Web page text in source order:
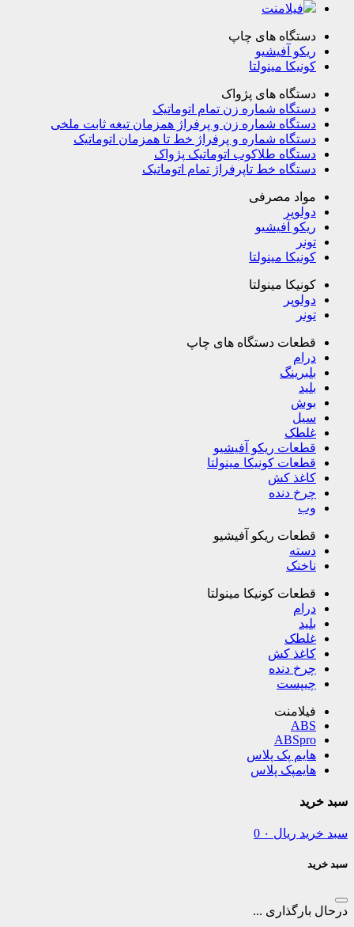
فیلامنت
دستگاه های چاپ
ریکو آفیشیو
کونیکا مینولتا
دستگاه های پژواک
دستگاه شماره زن تمام اتوماتیک
دستگاه شماره زن و پرفراژ همزمان تیغه ثابت ملخی
دستگاه شماره و پرفراژ خط تا همزمان اتوماتیک
دستگاه طلاکوب اتوماتیک پژواک
دستگاه خط تاپرفراژ تمام اتوماتیک
مواد مصرفی
دولوپر
ریکو آفیشیو
تونر
کونیکا مینولتا
کونیکا مینولتا
دولوپر
تونر
قطعات دستگاه های چاپ
درام
بلبرینگ
بلید
بوش
سیل
غلطک
قطعات ریکو آفیشیو
قطعات کونیکا مینولتا
کاغذ کش
چرخ دنده
وب
قطعات ریکو آفیشیو
دسته
ناخنک
قطعات کونیکا مینولتا
درام
بلید
غلطک
کاغذ کش
چرخ دنده
چیپست
فیلامنت
ABS
ABSpro
هایم پک پلاس
هایمپک پلاس
سبد خرید
سبد خرید ریال 0
سبد خرید
درحال بارگذاری ...